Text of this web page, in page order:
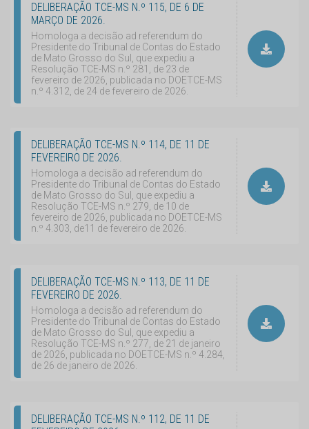
DELIBERAÇÃO TCE-MS N.º 115, DE 6 DE
MARÇO DE 2026.
Homologa a decisão ad referendum do
Presidente do Tribunal de Contas do Estado
de Mato Grosso do Sul, que expediu a
Resolução TCE-MS n.º 281, de 23 de
fevereiro de 2026, publicada no DOETCE-MS
n.º 4.312, de 24 de fevereiro de 2026.
DELIBERAÇÃO TCE-MS N.º 114, DE 11 DE
FEVEREIRO DE 2026.
Homologa a decisão ad referendum do
Presidente do Tribunal de Contas do Estado
de Mato Grosso do Sul, que expediu a
Resolução TCE-MS n.º 279, de 10 de
fevereiro de 2026, publicada no DOETCE-MS
n.º 4.303, de11 de fevereiro de 2026.
DELIBERAÇÃO TCE-MS N.º 113, DE 11 DE
FEVEREIRO DE 2026.
Homologa a decisão ad referendum do
Presidente do Tribunal de Contas do Estado
de Mato Grosso do Sul, que expediu a
Resolução TCE-MS n.º 277, de 21 de janeiro
de 2026, publicada no DOETCE-MS n.º 4.284,
de 26 de janeiro de 2026.
DELIBERAÇÃO TCE-MS N.º 112, DE 11 DE